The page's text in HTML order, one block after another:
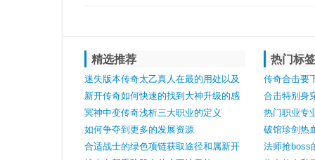
精选推荐
迷失版本传奇太乙真人在最的用处以及
具体剖析
新开传奇如何快速的找到大神升级的感
觉
冥神中变传奇浅析三大职业的定义
如何争夺到更多的发展资源
合适战士的绿色项链获取途径和属新开
热门标
传奇合击要
合击特别身
神器天龙圣
热门职业专
破馆珍剑热
甚么
法师抢boss